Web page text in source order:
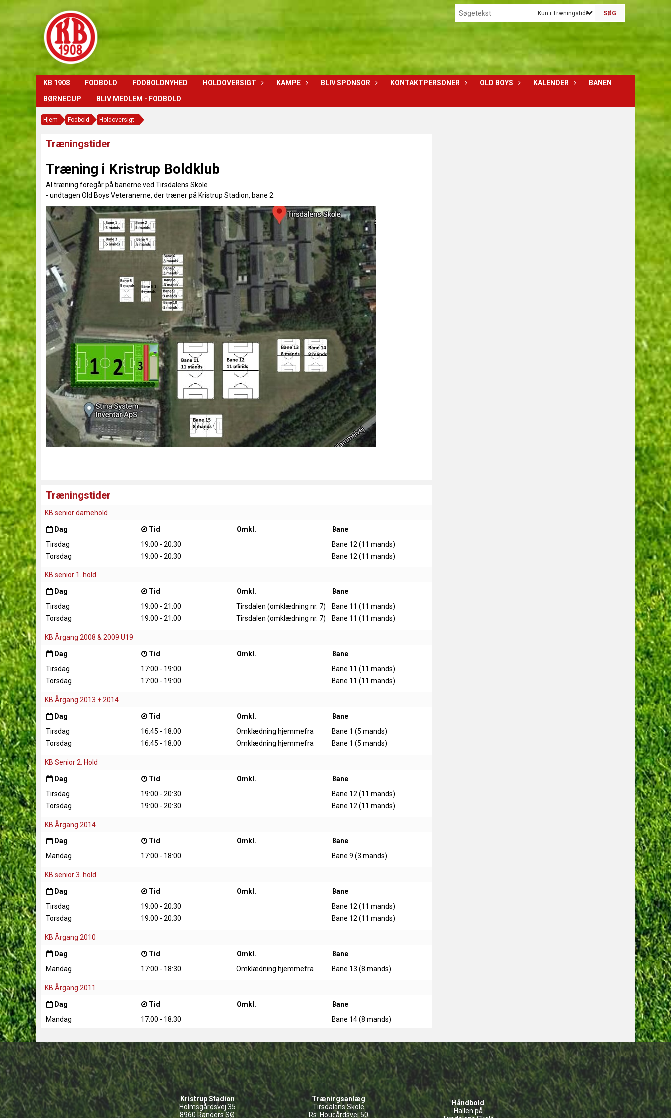
Kun i Træningstider
KB 1908 FODBOLD FODBOLDNYHED HOLDOVERSIGT KAMPE BLIV SPONSOR KONTAKTPERSONER OLD BOYS KALENDER
BANEN
BØRNECUP
BLIV MEDLEM - FODBOLD
Hjem Fodbold Holdoversigt
Træningstider
Træning i Kristrup Boldklub
Al træning foregår på banerne ved Tirsdalens Skole
- undtagen Old Boys Veteranerne, der træner på Kristrup Stadion, bane 2.
Træningstider
KB senior damehold
Dag Tid Omkl.
Bane
Tirsdag
19:00 - 20:30
Bane 12 (11 mands)
Torsdag
19:00 - 20:30 Bane 12 (11 mands)
KB senior 1. hold
Dag Tid Omkl.
Bane
Tirsdag
19:00 - 21:00 Tirsdalen (omklædning nr. 7)
Bane 11 (11 mands)
Torsdag
19:00 - 21:00 Tirsdalen (omklædning nr. 7) Bane 11 (11 mands)
KB Årgang 2008 & 2009 U19
Dag Tid Omkl.
Bane
Tirsdag
17:00 - 19:00
Bane 11 (11 mands)
Torsdag
17:00 - 19:00 Bane 11 (11 mands)
KB Årgang 2013 + 2014
Dag Tid Omkl.
Bane
Tirsdag
16:45 - 18:00 Omklædning hjemmefra
Bane 1 (5 mands)
Torsdag
16:45 - 18:00 Omklædning hjemmefra Bane 1 (5 mands)
KB Senior 2. Hold
Dag Tid Omkl.
Bane
Tirsdag
19:00 - 20:30
Bane 12 (11 mands)
Torsdag
19:00 - 20:30 Bane 12 (11 mands)
KB Årgang 2014
Dag Tid Omkl.
Bane
Mandag
17:00 - 18:00 Bane 9 (3 mands)
KB senior 3. hold
Dag Tid Omkl.
Bane
Tirsdag
19:00 - 20:30
Bane 12 (11 mands)
Torsdag
19:00 - 20:30 Bane 12 (11 mands)
KB Årgang 2010
Dag Tid Omkl.
Bane
Mandag
17:00 - 18:30 Omklædning hjemmefra Bane 13 (8 mands)
KB Årgang 2011
Dag Tid Omkl.
Bane
Mandag
17:00 - 18:30 Bane 14 (8 mands)
Kristrup Stadion
Holmsgårdsvej 35
8960 Randers SØ
Træningsanlæg
Tirsdalens Skole
Rs. Hougårdsvej 50
Håndbold
Hallen på